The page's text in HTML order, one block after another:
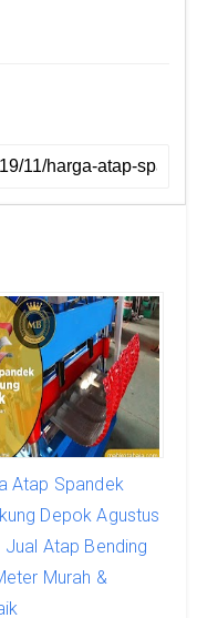
Atap Spandek
Depok Agustus
Jual Atap Bending
Murah &